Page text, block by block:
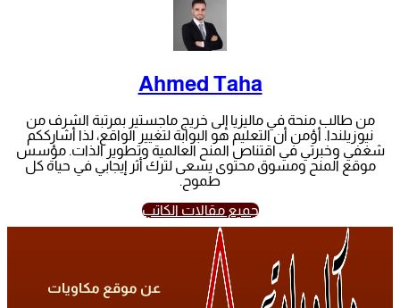
Ahmed Taha
من طالب منحة في ماليزيا إلى خريج ماجستير بمرتبة الشرف من
نيوزيلندا. أؤمن أن التعليم هو البوابة لتغيير الواقع، لذا أشارككم
شغفي وخبرتي في اقتناص المنح العالمية وتطوير الذات. مؤسس
موقع المنح ومسوق محتوى يسعى لترك أثر إيجابي في حياة كل
طموح.
جميع مقالات الكاتب
عن موقع مكاويات